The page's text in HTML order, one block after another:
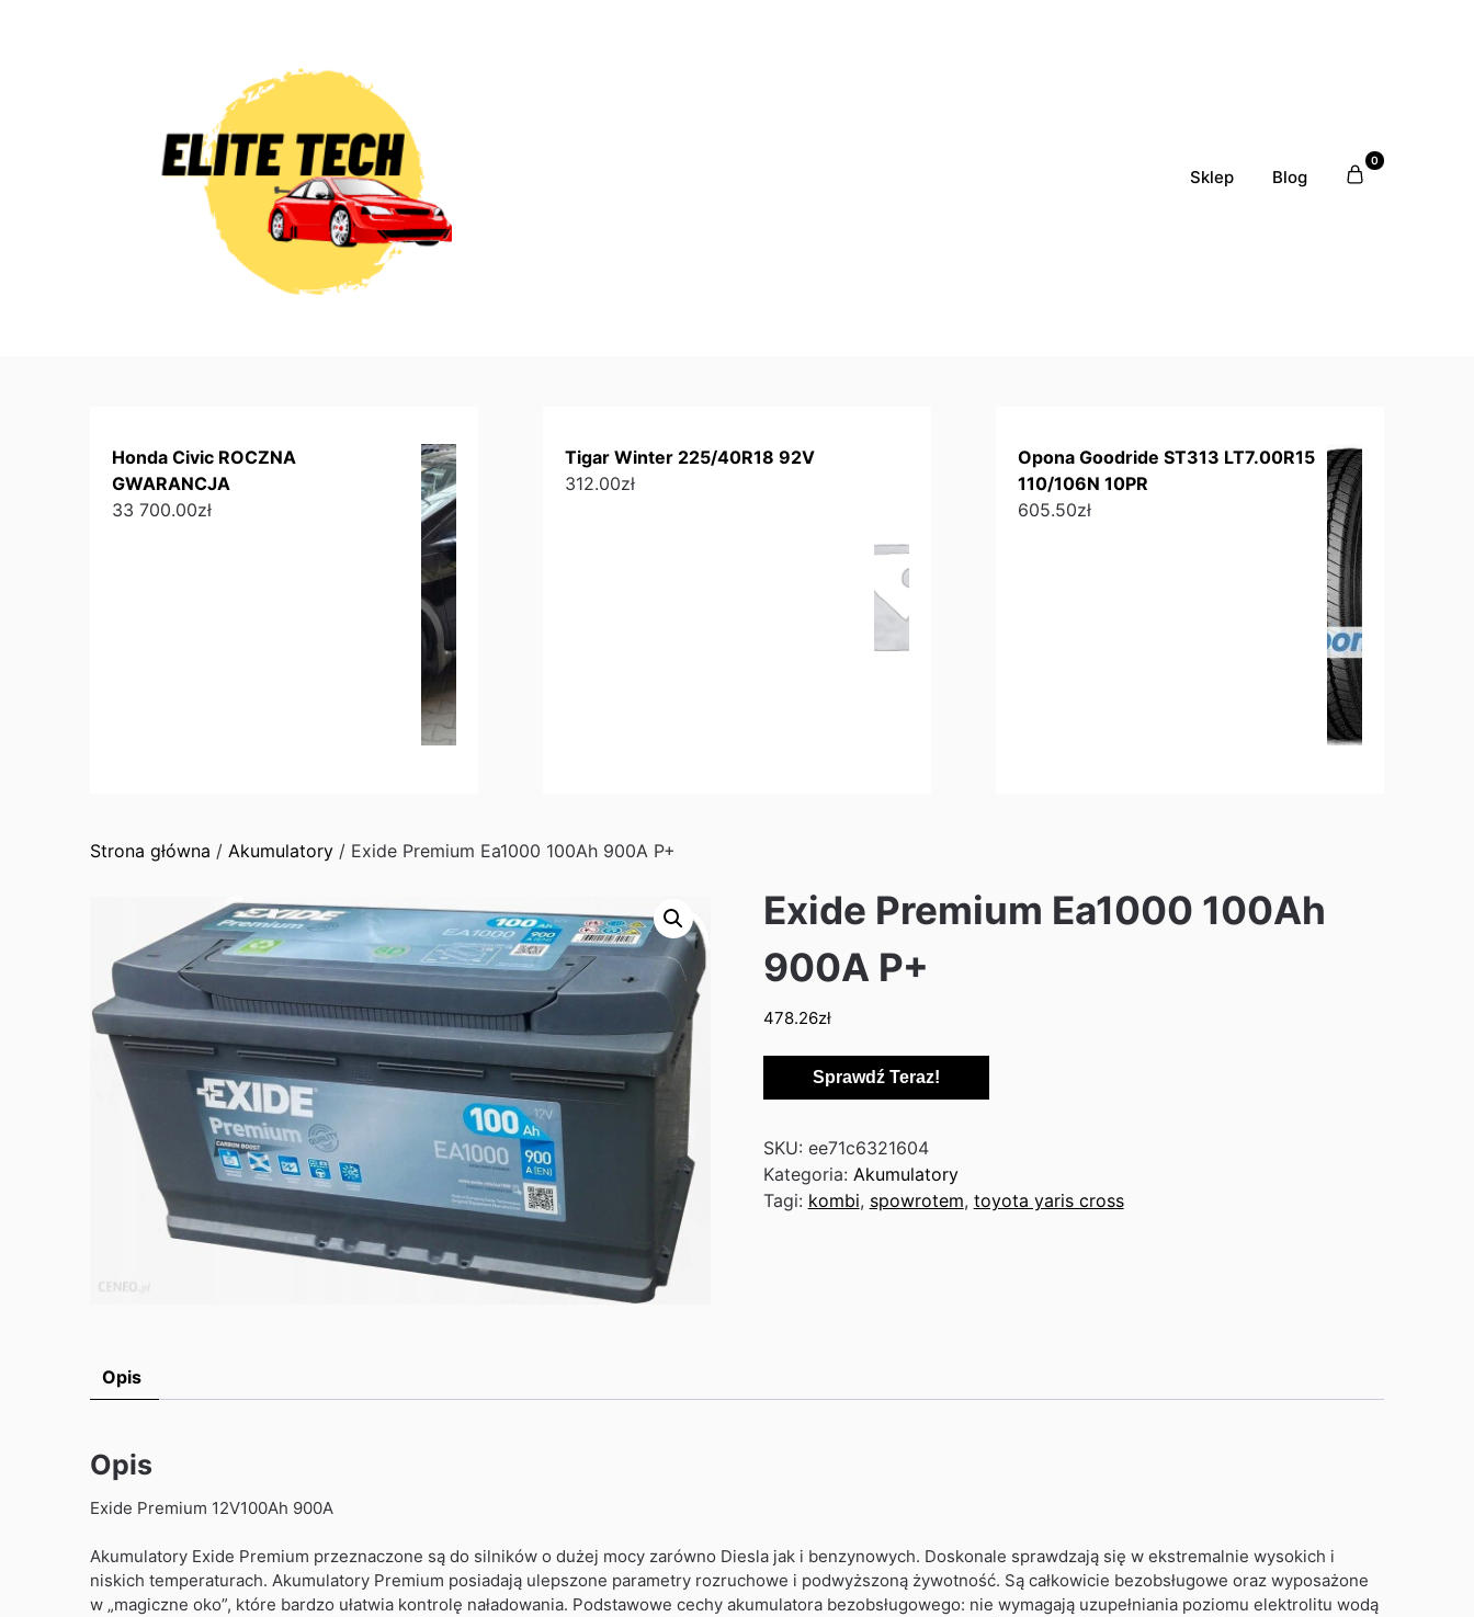
Sklep Blog
0
Honda Civic ROCZNA
GWARANCJA
33 700.00zł
Tigar Winter 225/40R18 92V
312.00zł
Opona Goodride ST313 LT7.00R15
110/106N 10PR
605.50zł
Strona główna / Akumulatory / Exide Premium Ea1000 100Ah 900A P+
Exide Premium Ea1000 100Ah
900A P+
478.26zł
Sprawdź Teraz!
SKU: ee71c6321604
Kategoria: Akumulatory
Tagi: kombi, spowrotem, toyota yaris cross
Opis
Opis
Exide Premium 12V100Ah 900A
Akumulatory Exide Premium przeznaczone są do silników o dużej mocy zarówno Diesla jak i benzynowych. Doskonale sprawdzają się w ekstremalnie wysokich i
niskich temperaturach. Akumulatory Premium posiadają ulepszone parametry rozruchowe i podwyższoną żywotność. Są całkowicie bezobsługowe oraz wyposażone
w „magiczne oko”, które bardzo ułatwia kontrolę naładowania. Podstawowe cechy akumulatora bezobsługowego: nie wymagają uzupełniania poziomu elektrolitu wodą